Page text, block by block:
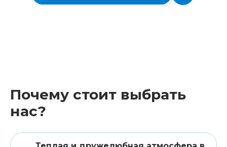
Почему стоит выбрать
нас?